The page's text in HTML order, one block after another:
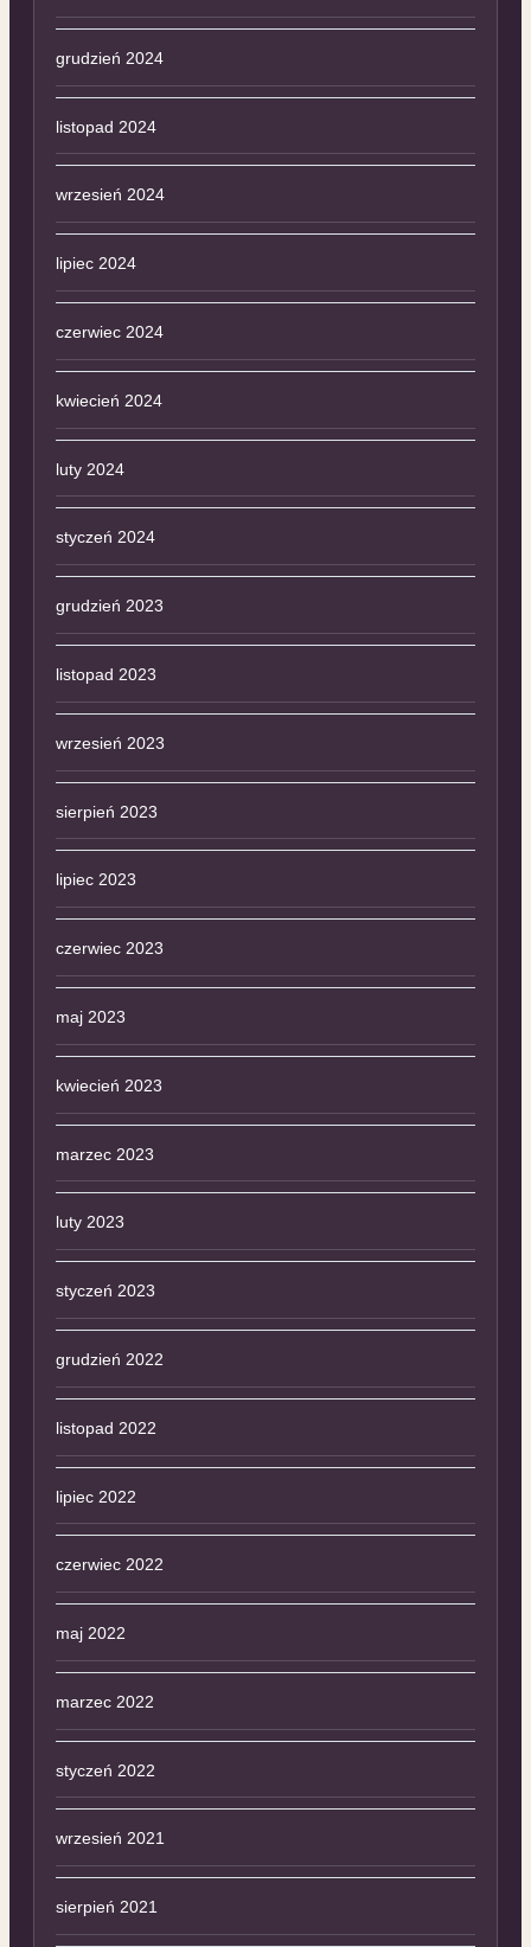
grudzień 2024
listopad 2024
wrzesień 2024
lipiec 2024
czerwiec 2024
kwiecień 2024
luty 2024
styczeń 2024
grudzień 2023
listopad 2023
wrzesień 2023
sierpień 2023
lipiec 2023
czerwiec 2023
maj 2023
kwiecień 2023
marzec 2023
luty 2023
styczeń 2023
grudzień 2022
listopad 2022
lipiec 2022
czerwiec 2022
maj 2022
marzec 2022
styczeń 2022
wrzesień 2021
sierpień 2021